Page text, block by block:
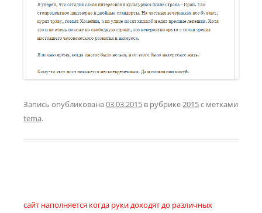
Запись опубликована 03.03.2015 в рубрике2015с метками
tema.
сайт наполняется когда руки доходят до различных